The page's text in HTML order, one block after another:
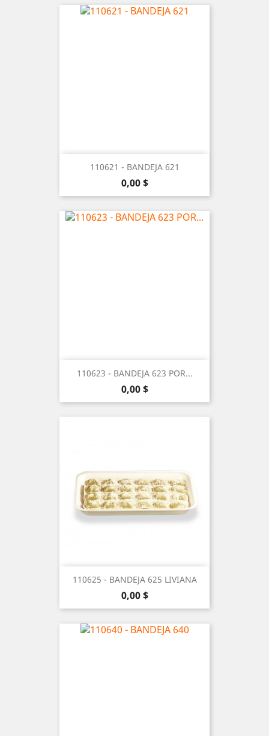
110621 - BANDEJA 621
Precio
0,00 $
110623 - BANDEJA 623 POR...
Precio
0,00 $
110625 - BANDEJA 625 LIVIANA
Precio
0,00 $